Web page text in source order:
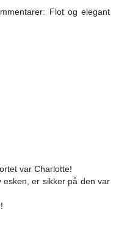
Flot og elegant
var Charlotte!
er sikker på den var